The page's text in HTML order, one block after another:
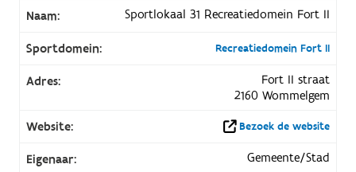
Naam: Sportlokaal 31 Recreatiedomein Fort II
Sportdomein: Recreatiedomein Fort II
Adres:
Fort II straat
2160 Wommelgem
Website:
Bezoek de website
Eigenaar: Gemeente/Stad